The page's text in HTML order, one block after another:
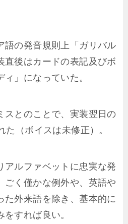
の発音規則上「ガリバル
後はカードの表記及びボ
」になっていた。
とのことで、実装翌日の
（ボイスは未修正）。
アルファベットに忠実な発
く僅かな例外や、英語や
た外来語を除き、基本的に
すれば良い。